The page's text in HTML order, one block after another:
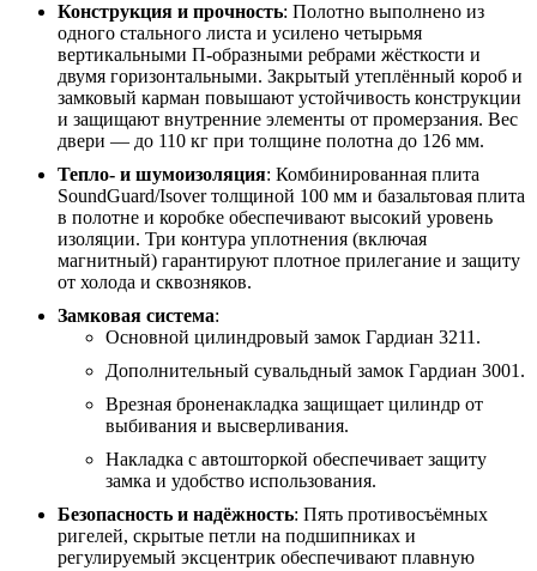
Конструкция и прочность: Полотно выполнено из
одного стального листа и усилено четырьмя
вертикальными П-образными ребрами жёсткости и
двумя горизонтальными. Закрытый утеплённый короб и
замковый карман повышают устойчивость конструкции
и защищают внутренние элементы от промерзания. Вес
двери — до 110 кг при толщине полотна до 126 мм.
Тепло- и шумоизоляция: Комбинированная плита
SoundGuard/Isover толщиной 100 мм и базальтовая плита
в полотне и коробке обеспечивают высокий уровень
изоляции. Три контура уплотнения (включая
магнитный) гарантируют плотное прилегание и защиту
от холода и сквозняков.
Замковая система:
Основной цилиндровый замок Гардиан 3211.
Дополнительный сувальдный замок Гардиан 3001.
Врезная броненакладка защищает цилиндр от
выбивания и высверливания.
Накладка с автошторкой обеспечивает защиту
замка и удобство использования.
Безопасность и надёжность: Пять противосъёмных
ригелей, скрытые петли на подшипниках и
регулируемый эксцентрик обеспечивают плавную